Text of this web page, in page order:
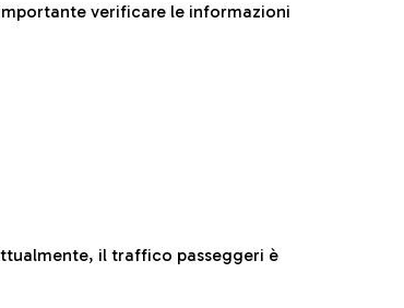
verificare le informazioni
il traffico passeggeri è